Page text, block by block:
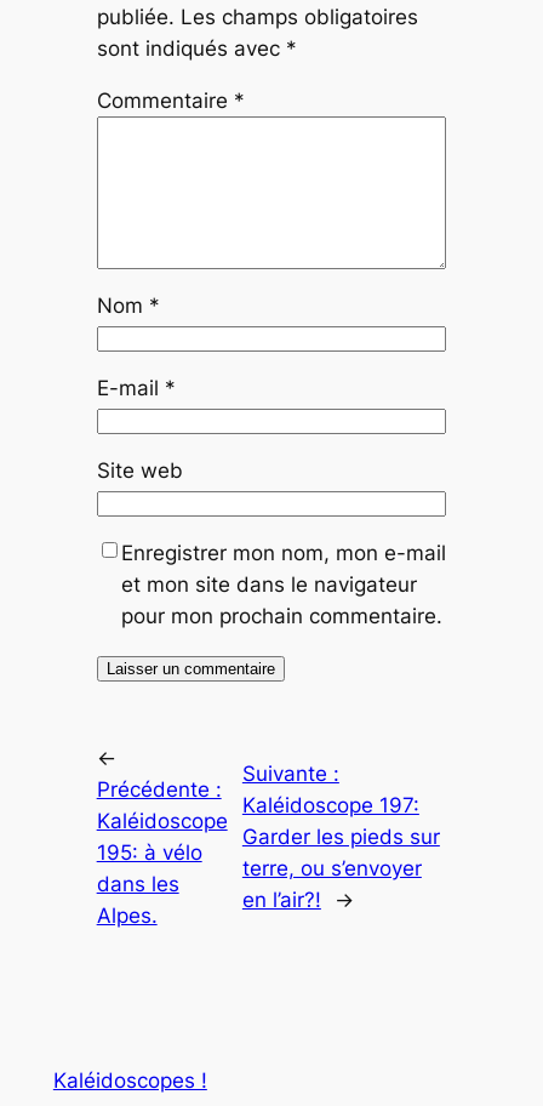
publiée. Les champs obligatoires
sont indiqués avec *
Commentaire *
Nom *
E-mail *
Site web
Enregistrer mon nom, mon e-mail
et mon site dans le navigateur
pour mon prochain commentaire.
←
Précédente :
Kaléidoscope
195: à vélo
dans les
Alpes.
Suivante :
Kaléidoscope 197:
Garder les pieds sur
terre, ou s’envoyer
en l’air?!
→
Kaléidoscopes !